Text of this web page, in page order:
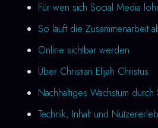
Für wen sich Social Media
So läuft die Zusammenarbeit
Online sichtbar werden
Über Christian Elijah Christus
Nachhaltiges Wachstum
Technik, Inhalt und